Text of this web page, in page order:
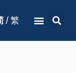
/ 繁